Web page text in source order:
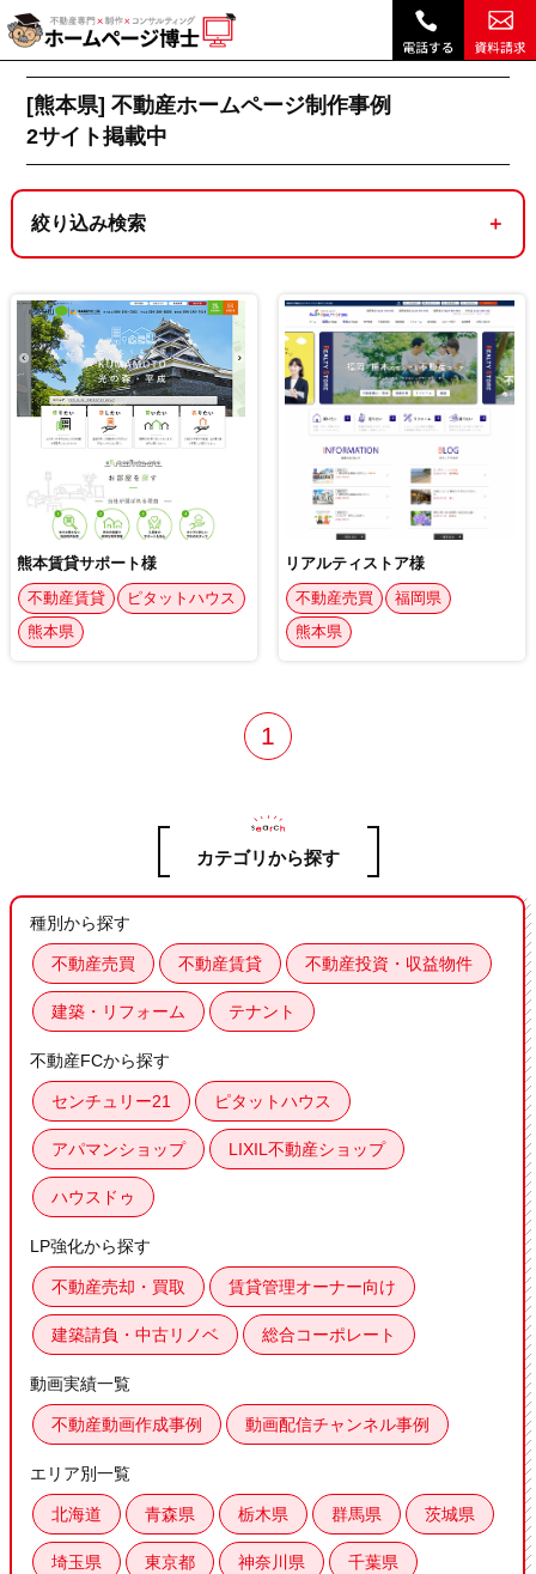
熊本県｜不動産ホームページ制作実績・デザイン事例 ｜ホームページ博士（博士.com）|
不動産ホームページ制作トップ [熊本県]不動産ホームページ制作実績一覧 2サイト
[熊本県] 不動産ホームページ制作事例
2サイト掲載中
絞り込み検索
熊本賃貸サポート様
不動産賃貸
ピタットハウス
熊本県
リアルティストア様
不動産売買
福岡県
熊本県
1
カテゴリから探す
種別から探す
不動産売買 不動産賃貸 不動産投資・収益物件
建築・リフォーム テナント
不動産FCから探す
センチュリー21 ピタットハウス
アパマンショップ LIXIL不動産ショップ
ハウスドゥ
LP強化から探す
不動産売却・買取 賃貸管理オーナー向け
建築請負・中古リノベ 総合コーポレート
動画実績一覧
不動産動画作成事例 動画配信チャンネル事例
エリア別一覧
北海道 青森県 栃木県 群馬県 茨城県
埼玉県 東京都 神奈川県 千葉県